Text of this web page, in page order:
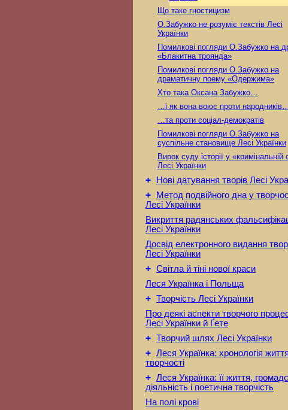
Що таке гностицизм
О.Забужко не розуміє текстів Лесі
Українки
Помилкові погляди О.Забужко на
«Блакитна троянда»
Помилкові погляди О.Забужко на
драматичну поему «Одержима»
Хто така Оксана Забужко…
…і як вона воює проти
…та проти соціал-демократів
Помилкові погляди О.Забужко на
суспільне становище Лесі Українки
Вирок суду історії у «кримінальній
Лесі Українки
+ Нові датування творів Лесі
+
Метод подвійного дна у
Лесі Українки
Викриття радянських
Лесі Українки
Досвід електронного видання
Лесі Українки
+ Світла й тіні нової краси
Леся Українка і Польща
+ Творчість Лесі Українки
Про деякі аспекти творчого
Лесі Українки й Ґете
+ Творчий шлях Лесі Українки
+ Леся Українка: хронологія
творчості
+ Леся Українка: її життя,
діяльність і поетична творчість
На полі крові